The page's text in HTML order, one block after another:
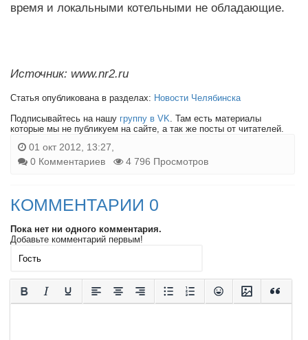
время и локальными котельными не обладающие.
Источник: www.nr2.ru
Статья опубликована в разделах: Новости Челябинска
Подписывайтесь на нашу группу в VK. Там есть материалы
которые мы не публикуем на сайте, а так же посты от читателей.
01 окт 2012, 13:27,
0 Комментариев
4 796 Просмотров
КОММЕНТАРИИ 0
Пока нет ни одного комментария.
Добавьте комментарий первым!